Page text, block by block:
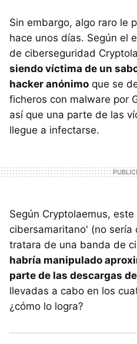
Sin embargo, algo raro le
hace unos días. Según el
de ciberseguridad
siendo víctima de un
hacker anónimo que se
ficheros con malware por
así que una parte de las
llegue a infectarse.
Según Cryptolaemus,
cibersamaritano' (no sería
tratara de una banda de
habría manipulado
parte de las descargas
llevadas a cabo en los
¿cómo lo logra?